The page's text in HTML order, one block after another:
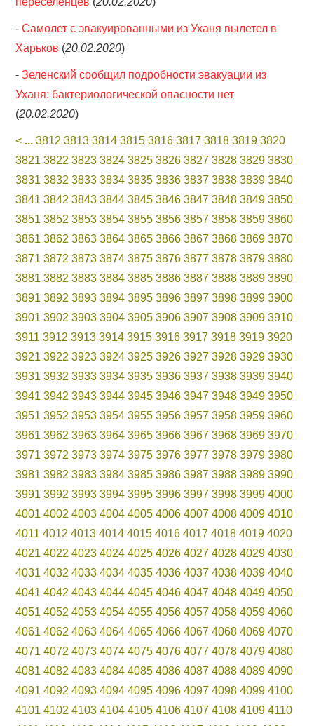
-Самолет с эвакуированными из Уханя вылетел в
Харьков (20.02.2020)
-Зеленский сообщил подробности эвакуации из
Уханя: бактериологической опасности нет
(20.02.2020)
< ... 3812 3813 3814 3815 3816 3817 3818 3819 3820
3821 3822 3823 3824 3825 3826 3827 3828 3829 3830
3831 3832 3833 3834 3835 3836 3837 3838 3839 3840
3841 3842 3843 3844 3845 3846 3847 3848 3849 3850
3851 3852 3853 3854 3855 3856 3857 3858 3859 3860
3861 3862 3863 3864 3865 3866 3867 3868 3869 3870
3871 3872 3873 3874 3875 3876 3877 3878 3879 3880
3881 3882 3883 3884 3885 3886 3887 3888 3889 3890
3891 3892 3893 3894 3895 3896 3897 3898 3899 3900
3901 3902 3903 3904 3905 3906 3907 3908 3909 3910
3911 3912 3913 3914 3915 3916 3917 3918 3919 3920
3921 3922 3923 3924 3925 3926 3927 3928 3929 3930
3931 3932 3933 3934 3935 3936 3937 3938 3939 3940
3941 3942 3943 3944 3945 3946 3947 3948 3949 3950
3951 3952 3953 3954 3955 3956 3957 3958 3959 3960
3961 3962 3963 3964 3965 3966 3967 3968 3969 3970
3971 3972 3973 3974 3975 3976 3977 3978 3979 3980
3981 3982 3983 3984 3985 3986 3987 3988 3989 3990
3991 3992 3993 3994 3995 3996 3997 3998 3999 4000
4001 4002 4003 4004 4005 4006 4007 4008 4009 4010
4011 4012 4013 4014 4015 4016 4017 4018 4019 4020
4021 4022 4023 4024 4025 4026 4027 4028 4029 4030
4031 4032 4033 4034 4035 4036 4037 4038 4039 4040
4041 4042 4043 4044 4045 4046 4047 4048 4049 4050
4051 4052 4053 4054 4055 4056 4057 4058 4059 4060
4061 4062 4063 4064 4065 4066 4067 4068 4069 4070
4071 4072 4073 4074 4075 4076 4077 4078 4079 4080
4081 4082 4083 4084 4085 4086 4087 4088 4089 4090
4091 4092 4093 4094 4095 4096 4097 4098 4099 4100
4101 4102 4103 4104 4105 4106 4107 4108 4109 4110